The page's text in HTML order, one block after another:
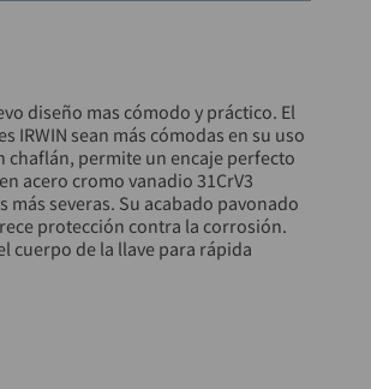
diseño mas cómodo y práctico. El
IRWIN sean más cómodas en su uso
chaflán, permite un encaje perfecto
acero cromo vanadio 31CrV3
severas. Su acabado pavonado
protección contra la corrosión.
cuerpo de la llave para rápida